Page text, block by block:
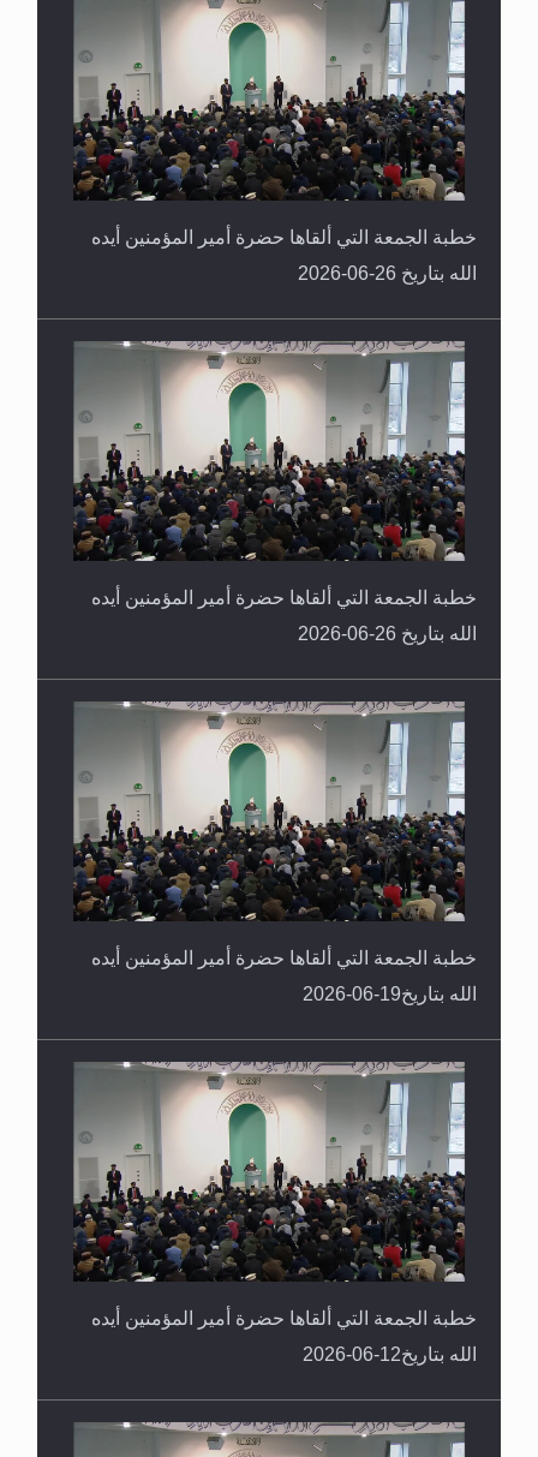
خطبة الجمعة التي ألقاها حضرة أمير المؤمنين أيده
الله بتاريخ 26-06-2026
خطبة الجمعة التي ألقاها حضرة أمير المؤمنين أيده
الله بتاريخ 26-06-2026
خطبة الجمعة التي ألقاها حضرة أمير المؤمنين أيده
الله بتاريخ19-06-2026
خطبة الجمعة التي ألقاها حضرة أمير المؤمنين أيده
الله بتاريخ12-06-2026